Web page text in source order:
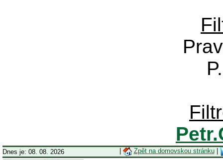
Dnes je: 08. 08. 2026 Zpět na domovskou stránku|